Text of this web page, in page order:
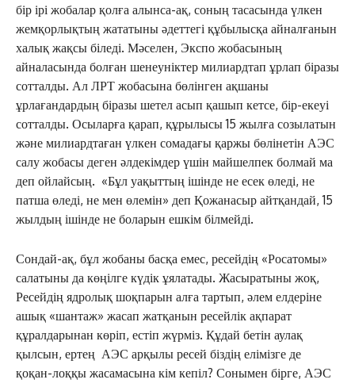
бір ірі жобалар қолға алынса-ақ, соның тасасында үлкен
жемқорлықтың жататыны әдеттегі құбылысқа айналғанын
халық жақсы біледі. Мәселен, Экспо жобасының
айналасында болған шенеуніктер милиардтап ұрлап біразы
сотталды. Ал ЛРТ жобасына бөлінген ақшаны
ұрлағандардың біразы шетел асып қашып кетсе, бір-екеуі
сотталды. Осыларға қарап, құрылысы 15 жылға созылатын
және милиардтаған үлкен сомадағы қаржы бөлінетін АЭС
салу жобасы деген әлдекімдер үшін майшелпек болмай ма
деп ойлайсың. «Бұл уақыттың ішінде не есек өледі, не
патша өледі, не мен өлемін» деп Қожанасыр айтқандай, 15
жылдың ішінде не боларын ешкім білмейді.
Сондай-ақ, бұл жобаны басқа емес, ресейдің «Росатомы»
салатыны да көңілге күдік ұялатады. Жасыратыны жоқ,
Ресейдің ядролық шоқпарын алға тартып, әлем елдеріне
ашық «шантаж» жасап жатқанын ресейлік ақпарат
құралдарынан көріп, естіп жүрміз. Құдай бетін аулақ
қылсын, ертең АЭС арқылы ресей біздің елімізге де
қоқан-лоққы жасамасына кім кепіл? Сонымен бірге, АЭС